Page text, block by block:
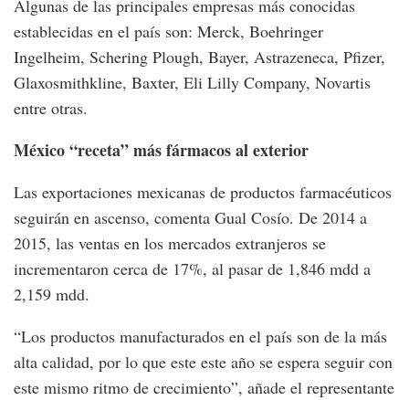
Algunas de las principales empresas más conocidas
establecidas en el país son: Merck, Boehringer
Ingelheim, Schering Plough, Bayer, Astrazeneca, Pfizer,
Glaxosmithkline, Baxter, Eli Lilly Company, Novartis
entre otras.
México “receta” más fármacos al exterior
Las exportaciones mexicanas de productos farmacéuticos
seguirán en ascenso, comenta Gual Cosío. De 2014 a
2015, las ventas en los mercados extranjeros se
incrementaron cerca de 17%, al pasar de 1,846 mdd a
2,159 mdd.
“Los productos manufacturados en el país son de la más
alta calidad, por lo que este este año se espera seguir con
este mismo ritmo de crecimiento”, añade el representante